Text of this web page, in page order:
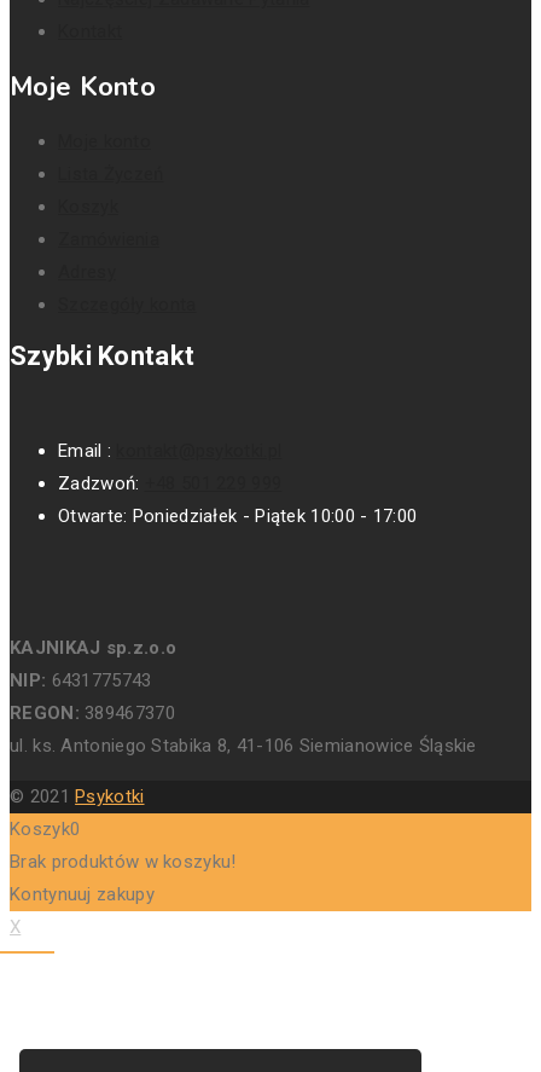
Moje Konto
Szybki Kontakt
Email :
Zadzwoń:
Otwarte: Poniedziałek - Piątek 10:00 - 17:00
KAJNIKAJ sp.z.o.o
NIP: 6431775743
REGON: 389467370
ul. ks. Antoniego Stabika 8, 41-106 Siemianowice Śląskie
© 2021Psykotki
Koszyk0
Brak produktów w koszyku!
Kontynuuj zakupy
X